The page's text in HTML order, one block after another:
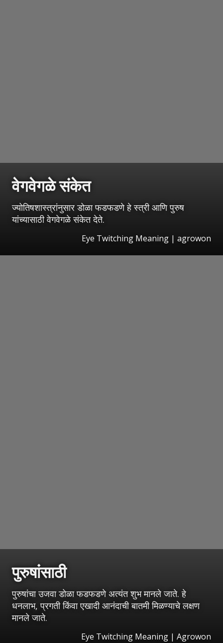
वेगवेगळे संकेत
ज्योतिषशास्त्रांनुसार डोळा फडफडणे हे स्त्री आणि पुरुष
यांच्यासाठी वेगवेगळे संकेत देते.
Eye Twitching Meaning | agrowon
पुरुषांसाठी
पुरुषांचा उजवा डोळा फडफडणे अत्यंत शुभ मानले जाते. हे
धनलाभ, प्रगती किंवा एखादी आनंदाची बातमी मिळण्याचे लक्षण
मानले जाते.
Eye Twitching Meaning | Agrowon